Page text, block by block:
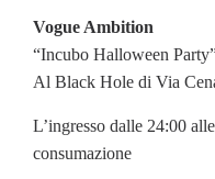
Vogue Ambition
“Incubo Halloween
Al Black Hole di Via
L’ingresso dalle 24:00
consumazione